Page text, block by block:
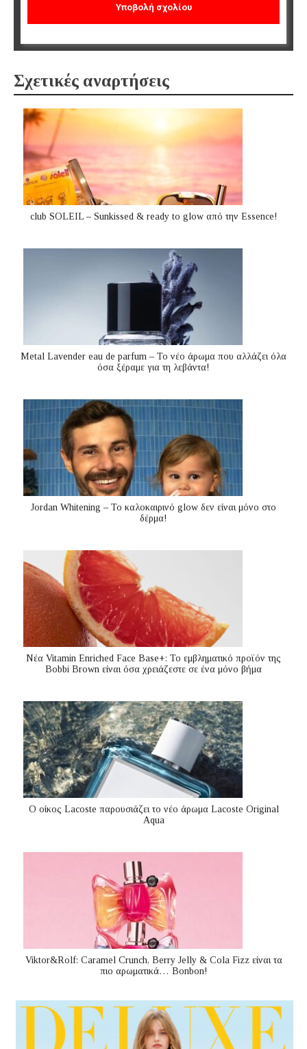
Σχετικές αναρτήσεις
club SOLEIL – Sunkissed & ready to glow από την Essence!
Metal Lavender eau de parfum – Το νέο άρωμα που αλλάζει όλα
όσα ξέραμε για τη λεβάντα!
Jordan Whitening – Το καλοκαιρινό glow δεν είναι μόνο στο
δέρμα!
Nέα Vitamin Enriched Face Base+: Το εμβληματικό προϊόν της
Bobbi Brown είναι όσα χρειάζεστε σε ένα μόνο βήμα
Ο οίκος Lacoste παρουσιάζει το νέο άρωμα Lacoste Original
Aqua
Viktor&Rolf: Caramel Crunch, Berry Jelly & Cola Fizz είναι τα
πιο αρωματικά… Bonbon!